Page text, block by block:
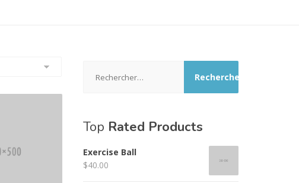
Top Rated Products
Exercise Ball
$40.00